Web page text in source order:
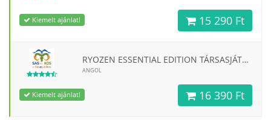
Kiemelt ajánlat! 15 290 Ft
RYOZEN ESSENTIAL EDITION TÁRSASJÁTÉK - ANGOL KIADÁS
ANGOL
Kiemelt ajánlat! 16 390 Ft